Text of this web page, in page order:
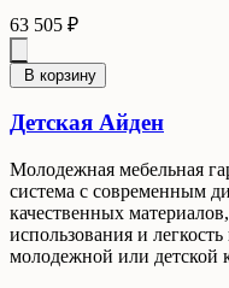
63 505 ₽
В корзину
Детская Айден
Молодежная мебельная
система с современным
качественных
использования и
молодежной или детской